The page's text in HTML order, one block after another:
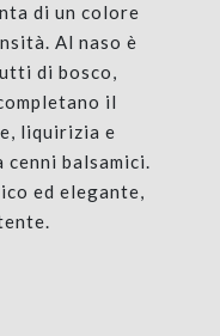
di un colore
Al naso è
di bosco,
il
liquirizia e
cenni balsamici.
ed elegante,